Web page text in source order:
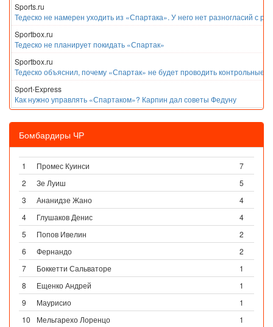
Sports.ru
Тедеско не намерен уходить из «Спартака». У него нет разногласий с
Sportbox.ru
Тедеско не планирует покидать «Спартак»
Sportbox.ru
Тедеско объяснил, почему «Спартак» не будет проводить контрольные
Sport-Express
Как нужно управлять «Спартаком»? Карпин дал советы Федуну
Бомбардиры ЧР
1 Промес Куинси
7
2
Зе Луиш
5
3
Ананидзе Жано
4
4
Глушаков Денис
4
5
Попов Ивелин
2
6
Фернандо
2
7
Боккетти Сальваторе
1
8
Ещенко Андрей
1
9
Маурисио
1
10
Мельгарехо Лоренцо 1